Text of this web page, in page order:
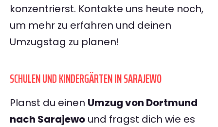
konzentrierst. Kontakte uns heute noch,
um mehr zu erfahren und deinen
Umzugstag zu planen!
SCHULEN UND KINDERGÄRTEN IN SARAJEWO
Planst du einen Umzug von Dortmund
nach Sarajewo und fragst dich wie es